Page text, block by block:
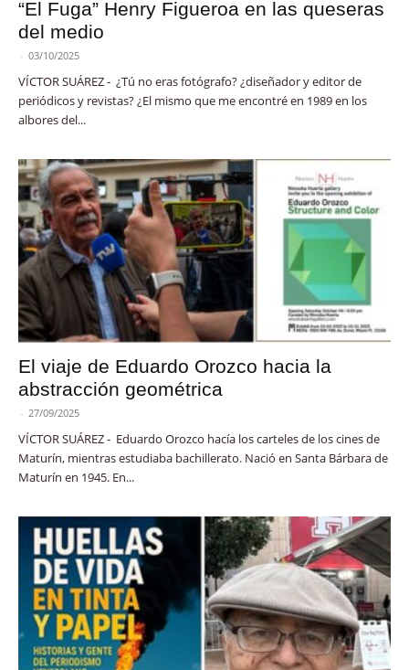
“El Fuga” Henry Figueroa en las queseras
del medio
- 03/10/2025
VÍCTOR SUÁREZ - ¿Tú no eras fotógrafo? ¿diseñador y editor de
periódicos y revistas? ¿El mismo que me encontré en 1989 en los
albores del...
El viaje de Eduardo Orozco hacia la
abstracción geométrica
- 27/09/2025
VÍCTOR SUÁREZ - Eduardo Orozco hacía los carteles de los cines de
Maturín, mientras estudiaba bachillerato. Nació en Santa Bárbara de
Maturín en 1945. En...